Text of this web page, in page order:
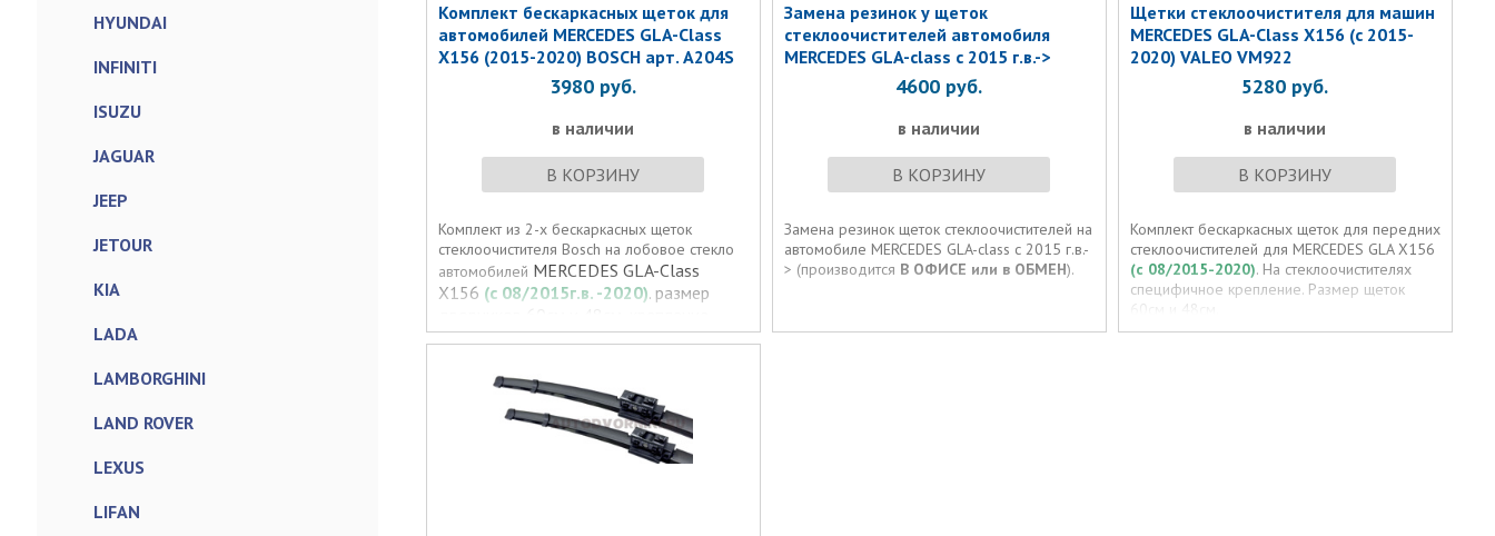
HYUNDAI
INFINITI
ISUZU
JAGUAR
JEEP
JETOUR
KIA
LADA
LAMBORGHINI
LAND ROVER
LEXUS
LIFAN
Комплект бескаркасных щеток для
автомобилей MERCEDES GLA-Class
X156 (2015-2020) BOSCH арт. A204S
3980 руб.
в наличии
В КОРЗИНУ
Комплект из 2-х бескаркасных щеток
стеклоочистителя Bosch на лобовое стекло
автомобилей MERCEDES GLA-Class
X156 (с 08/2015г.в. -2020). размер
оригинальное для
08/2015г.в. - 2020)
Замена резинок у щеток
стеклоочистителей автомобиля
MERCEDES GLA-class с 2015 г.в.->
4600 руб.
в наличии
В КОРЗИНУ
Замена резинок щеток стеклоочистителей на
автомобиле MERCEDES GLA-class с 2015 г.в.-
> (производится В ОФИСЕ или в ОБМЕН).
Щетки стеклоочистителя для машин
MERCEDES GLA-Class X156 (с 2015-
2020) VALEO VM922
5280 руб.
в наличии
В КОРЗИНУ
Комплект бескаркасных щеток для передних
стеклоочистителей для MERCEDES GLA X156
(с 08/2015-2020). На стеклоочистителях
специфичное крепление. Размер щеток
60см и 48см.